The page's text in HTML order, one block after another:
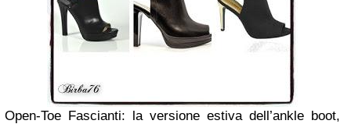
Open-Toe Fascianti: la versione estiva dell’ankle boot,